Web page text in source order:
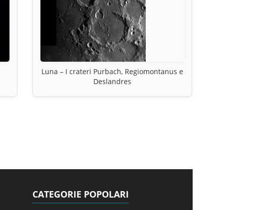
Luna – I crateri Purbach, Regiomontanus e
Deslandres
CATEGORIE POPOLARI